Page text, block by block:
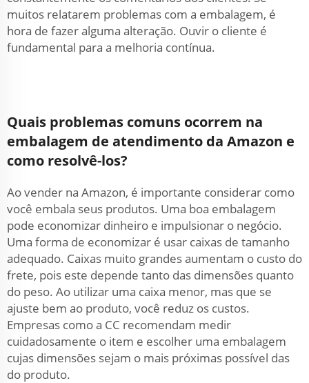
muitos relatarem problemas com a embalagem, é
hora de fazer alguma alteração. Ouvir o cliente é
fundamental para a melhoria contínua.
Quais problemas comuns ocorrem na
embalagem de atendimento da Amazon e
como resolvê-los?
Ao vender na Amazon, é importante considerar como
você embala seus produtos. Uma boa embalagem
pode economizar dinheiro e impulsionar o negócio.
Uma forma de economizar é usar caixas de tamanho
adequado. Caixas muito grandes aumentam o custo do
frete, pois este depende tanto das dimensões quanto
do peso. Ao utilizar uma caixa menor, mas que se
ajuste bem ao produto, você reduz os custos.
Empresas como a CC recomendam medir
cuidadosamente o item e escolher uma embalagem
cujas dimensões sejam o mais próximas possível das
do produto.